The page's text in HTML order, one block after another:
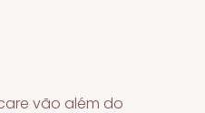
vão além do